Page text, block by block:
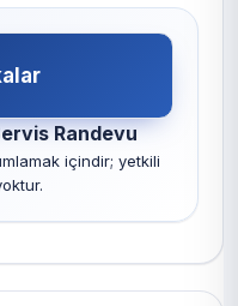
Randevu
içindir; yetkili